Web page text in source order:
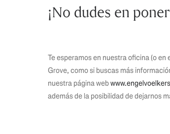
¡No dudes en
Te esperamos en nuestra oficina (o
Grove, como si buscas más
nuestra página web
además de la posibilidad de dejarnos